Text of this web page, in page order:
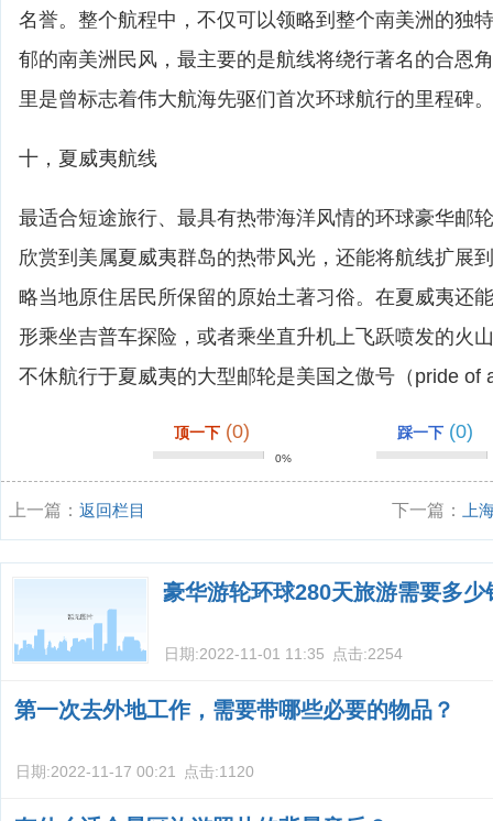
名誉。整个航程中，不仅可以领略到整个南美洲的独
郁的南美洲民风，最主要的是航线将绕行著名的合恩
里是曾标志着伟大航海先驱们首次环球航行的里程碑。
十，夏威夷航线
最适合短途旅行、最具有热带海洋风情的环球豪华邮
欣赏到美属夏威夷群岛的热带风光，还能将航线扩展
略当地原住居民所保留的原始土著习俗。在夏威夷还
形乘坐吉普车探险，或者乘坐直升机上飞跃喷发的火
不休航行于夏威夷的大型邮轮是美国之傲号（pride of
顶一下 (0)
0%
踩一下 (0)
上一篇： 返回栏目 下一篇： 上
豪华游轮环球280天旅游需要多少
日期:2022-11-01 11:35 点击:2254
第一次去外地工作，需要带哪些必要的物品？
日期:2022-11-17 00:21 点击:1120